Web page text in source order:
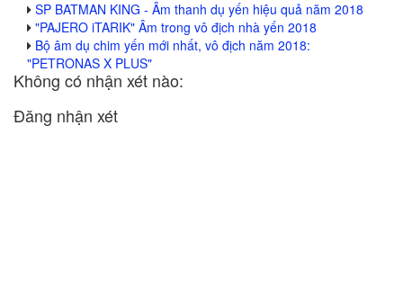
SP BATMAN KING - Âm thanh dụ yến hiệu quả năm 2018
"PAJERO iTARIK" Âm trong vô địch nhà yến 2018
Bộ âm dụ chim yến mới nhất, vô địch năm 2018:
"PETRONAS X PLUS"
Không có nhận xét nào:
Đăng nhận xét